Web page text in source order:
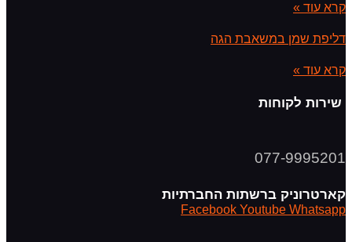
קרא עוד »
דליפת שמן במשאבת הגה
קרא עוד »
שירות לקוחות
077-9995201
קארטרוניק ברשתות החברתיות
Facebook Youtube Whatsapp